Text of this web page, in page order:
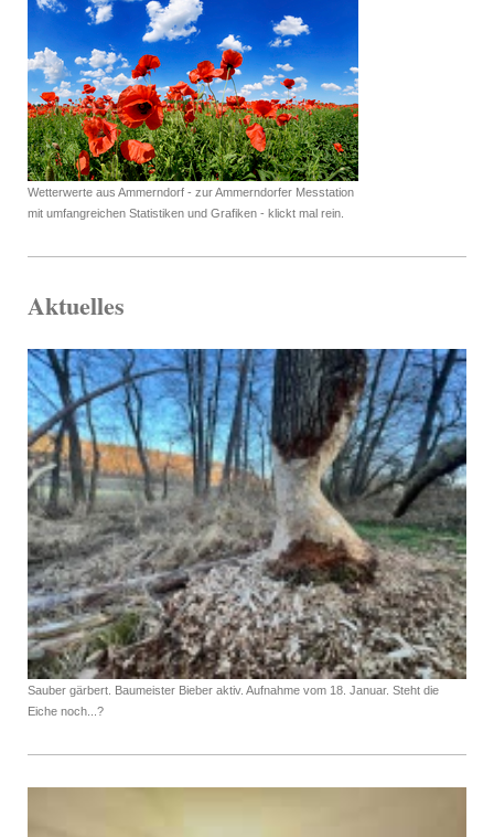
Wetterwerte aus Ammerndorf - zur Ammerndorfer Messtation
mit umfangreichen Statistiken und Grafiken - klickt mal rein.
Aktuelles
Sauber gärbert. Baumeister Bieber aktiv. Aufnahme vom 18. Januar. Steht die
Eiche noch...?